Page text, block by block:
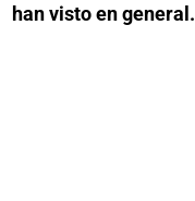
han visto en general.